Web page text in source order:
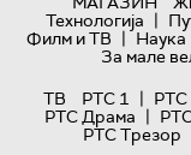
Технологијa |
Филм и ТВ | Наука
За мале
ТВ
РТС 1 | РТС
РТС Драма |
РТС Трезор